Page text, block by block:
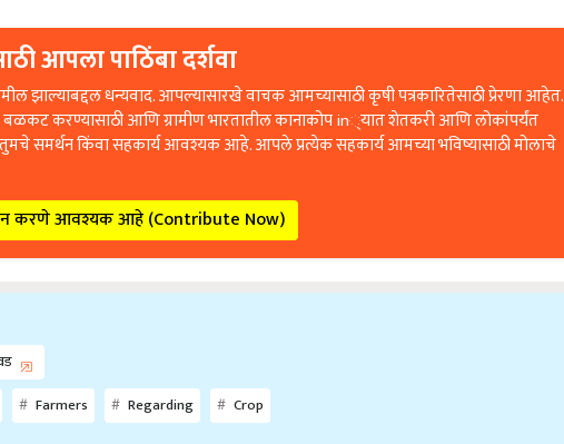
आपला पाठिंबा दर्शवा
झाल्याबद्दल धन्यवाद. आपल्यासारखे वाचक आमच्यासाठी कृषी पत्रकारितेसाठी प्रेरणा आहेत.
बळकट करण्यासाठी आणि ग्रामीण भारतातील कानाकोप in्यात शेतकरी आणि लोकांपर्यंत
तुमचे समर्थन किंवा सहकार्य आवश्यक आहे. आपले प्रत्येक सहकार्य आमच्या भविष्यासाठी मोलाचे
करणे आवश्यक आहे (Contribute Now)
Farmers Regarding Crop